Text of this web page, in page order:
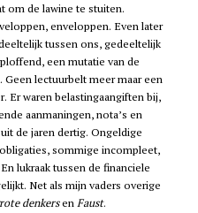
om de lawine te stuiten.
enveloppen. Even later
tussen ons, gedeeltelijk
een mutatie van de
lectuurbelt meer maar een
Er waren belastingaangiften bij,
aanmaningen, nota’s en
de jaren dertig. Ongeldige
sommige incompleet,
lukraak tussen de financiele
Net als mijn vaders overige
denkersenFaust.